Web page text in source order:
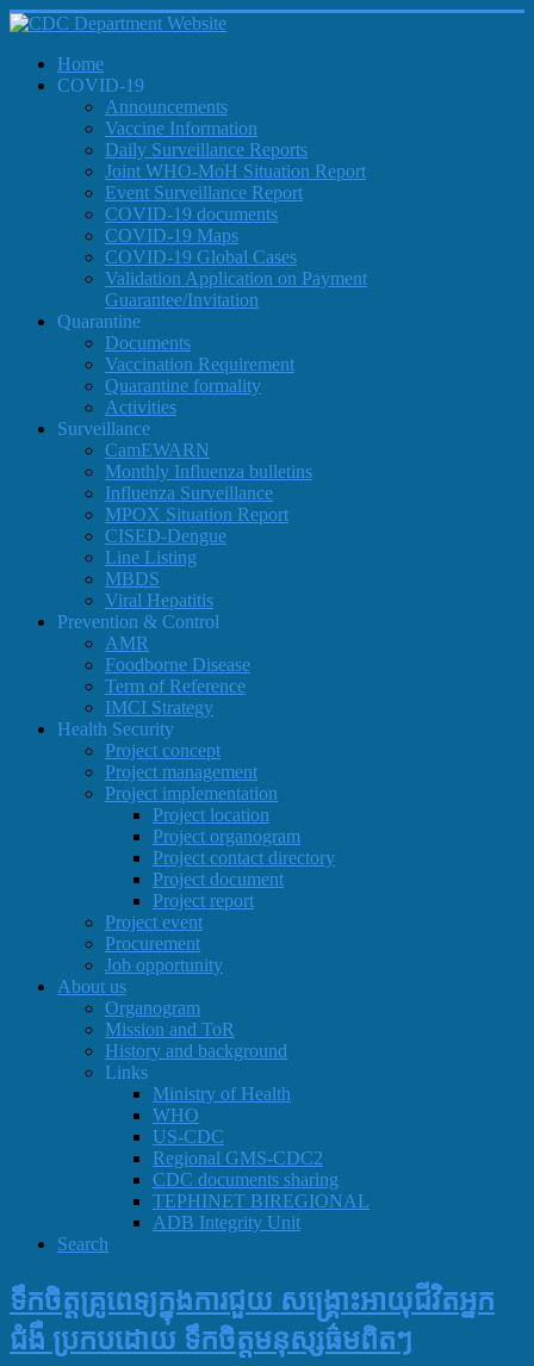
Home
COVID-19
Announcements
Vaccine Information
Daily Surveillance Reports
Joint WHO-MoH Situation Report
Event Surveillance Report
COVID-19 documents
COVID-19 Maps
COVID-19 Global Cases
Validation Application on Payment
Guarantee/Invitation
Quarantine
Documents
Vaccination Requirement
Quarantine formality
Activities
Surveillance
CamEWARN
Monthly Influenza bulletins
Influenza Surveillance
MPOX Situation Report
CISED-Dengue
Line Listing
MBDS
Viral Hepatitis
Prevention & Control
AMR
Foodborne Disease
Term of Reference
IMCI Strategy
Health Security
Project concept
Project management
Project implementation
Project location
Project organogram
Project contact directory
Project document
Project report
Project event
Procurement
Job opportunity
About us
Organogram
Mission and ToR
History and background
Links
Ministry of Health
WHO
US-CDC
Regional GMS-CDC2
CDC documents sharing
TEPHINET BIREGIONAL
ADB Integrity Unit
Search
ទឹកចិត្តគ្រូពេទ្យក្នុងការជួយ សង្គ្រោះអាយុជីវិតអ្នក
ជំងឺ ប្រកបដោយ ទឹកចិត្តមនុស្សធ៌មពិតៗ